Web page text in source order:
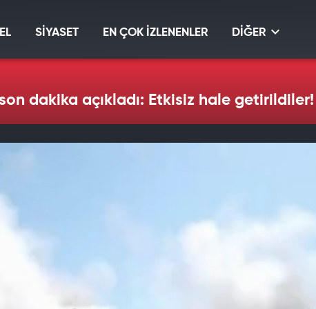
SİYASET EN ÇOK İZLENENLER DİĞER
dakika açıkladı: Etkisiz hale getirildiler!